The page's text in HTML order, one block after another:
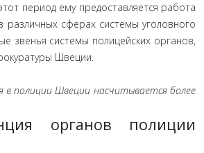
период ему предоставляется работа
различных сферах системы уголовного
звенья системы полицейских органов,
Швеции.
в полиции Швеции насчитывается более
органов полиции